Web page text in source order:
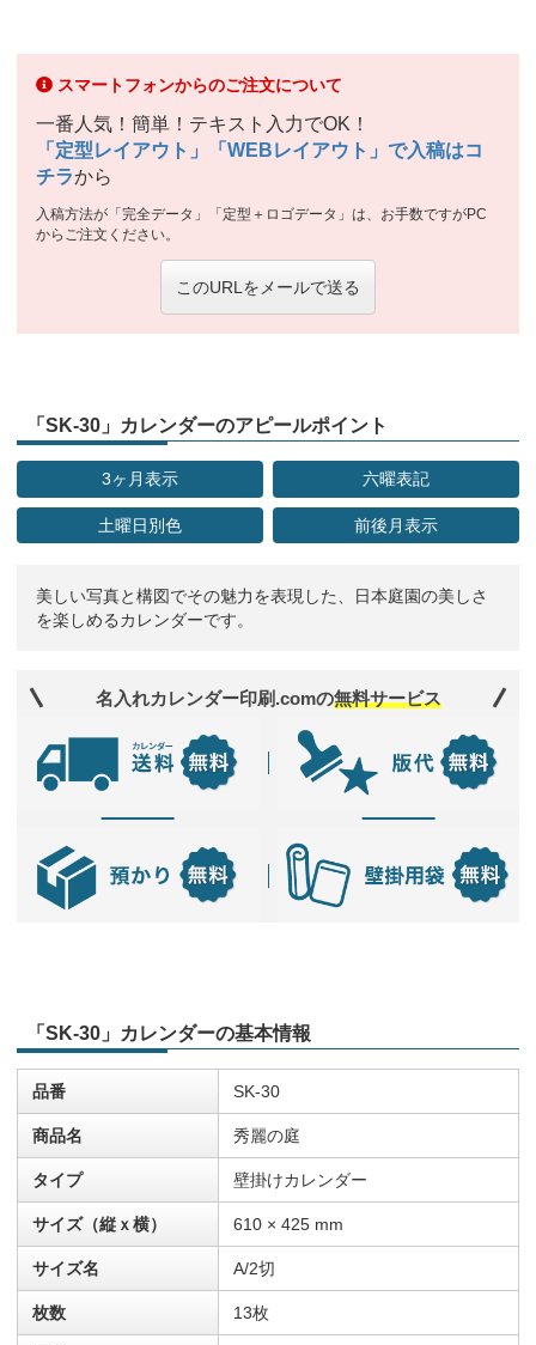
スマートフォンからのご注文について
一番人気！簡単！テキスト入力でOK！
「定型レイアウト」「WEBレイアウト」で入稿はコ
チラから
入稿方法が「完全データ」「定型＋ロゴデータ」は、お手数ですがPC
からご注文ください。
このURLをメールで送る
「SK-30」カレンダーのアピールポイント
3ヶ月表示 六曜表記
土曜日別色 前後月表示
美しい写真と構図でその魅力を表現した、日本庭園の美しさ
を楽しめるカレンダーです。
名入れカレンダー印刷.comの無料サービス
「SK-30」カレンダーの基本情報
品番 SK-30
商品名 秀麗の庭
タイプ 壁掛けカレンダー
サイズ（縦ｘ横） 610 × 425 mm
サイズ名 A/2切
枚数 13枚